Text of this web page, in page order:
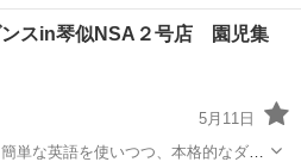
スポーツの基本がすべて詰まってい
ジャズダンス クラス
ンスin琴似NSA２号店 園児集
5月11日
単な英語を使いつつ、本格的なダン